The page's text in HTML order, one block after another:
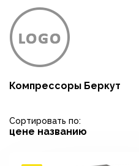
Компрессоры Беркут
Сортировать по:
цене названию